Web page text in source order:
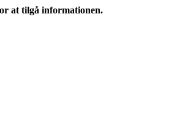
at tilgå informationen.